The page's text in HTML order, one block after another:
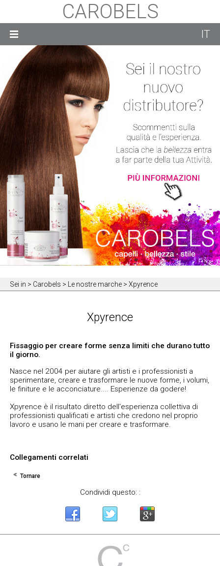
CAROBELS
IT
Sei in > Carobels > Le nostre marche > Xpyrence
Xpyrence
Fissaggio per creare forme senza limiti che durano tutto
il giorno.
Nasce nel 2004 per aiutare gli artisti e i professionisti a
sperimentare, creare e trasformare le nuove forme, i volumi,
le finiture e le acconciature.... Esperienze da godere!
Xpyrence è il risultato diretto dell'esperienza collettiva di
professionisti qualificati e artisti che credono nel proprio
lavoro e usano le mani per creare e trasformare.
Collegamenti correlati
Tornare
Condividi questo: :